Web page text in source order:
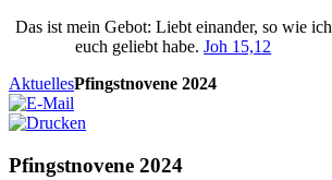
Das ist mein Gebot: Liebt einander, so wie ich
euch geliebt habe.Joh 15,12
AktuellesPfingstnovene 2024
Pfingstnovene 2024